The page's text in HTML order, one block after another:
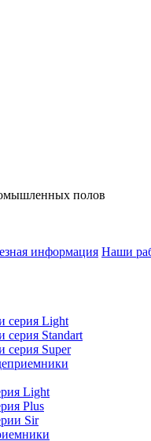
полов
информация Наши
серия Light
серия Standart
серия Super
Light
Plus
Sir